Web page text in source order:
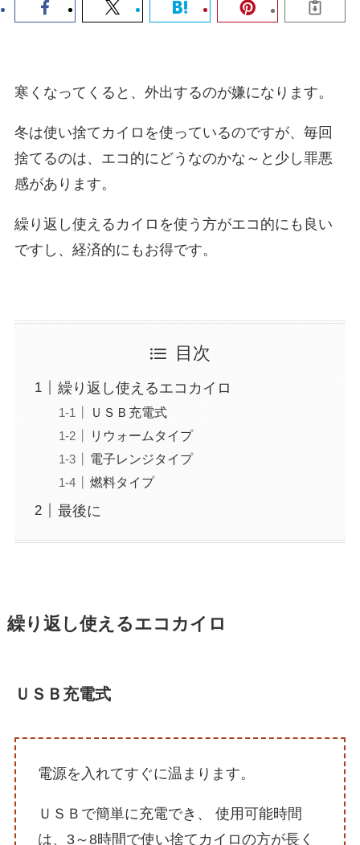
寒くなってくると、外出するのが嫌になります。
冬は使い捨てカイロを使っているのですが、毎回
捨てるのは、エコ的にどうなのかな～と少し罪悪
感があります。
繰り返し使えるカイロを使う方がエコ的にも良い
ですし、経済的にもお得です。
目次
繰り返し使えるエコカイロ
ＵＳＢ充電式
リウォームタイプ
電子レンジタイプ
燃料タイプ
最後に
繰り返し使えるエコカイロ
ＵＳＢ充電式
電源を入れてすぐに温まります。
ＵＳＢで簡単に充電でき、 使用可能時間
は、3～8時間で使い捨てカイロの方が長く